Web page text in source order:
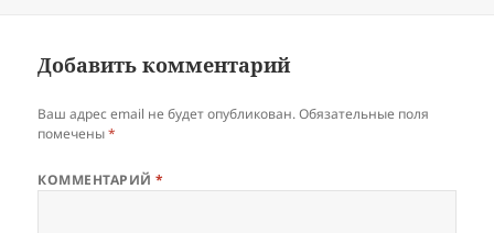
Добавить комментарий
Ваш адрес email не будет опубликован. Обязательные поля
помечены*
КОММЕНТАРИЙ*